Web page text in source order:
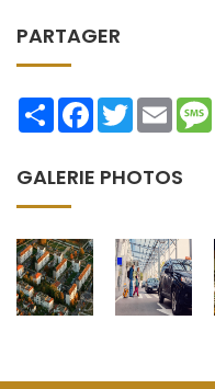
PARTAGER
ShareFacebookTwitterEmail
GALERIE PHOTOS